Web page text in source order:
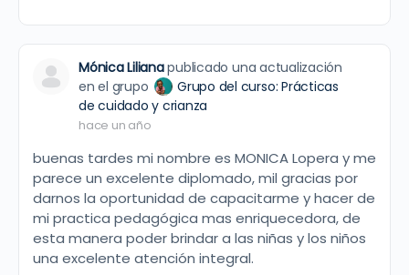
Mónica Lilianapublicado una actualización
en el grupo
Grupo del curso: Prácticas
de cuidado y crianza
hace un año
buenas tardes mi nombre es MONICA Lopera y me
parece un excelente diplomado, mil gracias por
darnos la oportunidad de capacitarme y hacer de
mi practica pedagógica mas enriquecedora, de
esta manera poder brindar a las niñas y los niños
una excelente atención integral.